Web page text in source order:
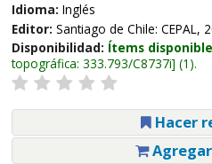
Idioma: Inglés
Editor: Santiago de Chile: CEPAL,
Disponibilidad: Ítems
topográfica: 333.793/C8737i (1).
Hacer